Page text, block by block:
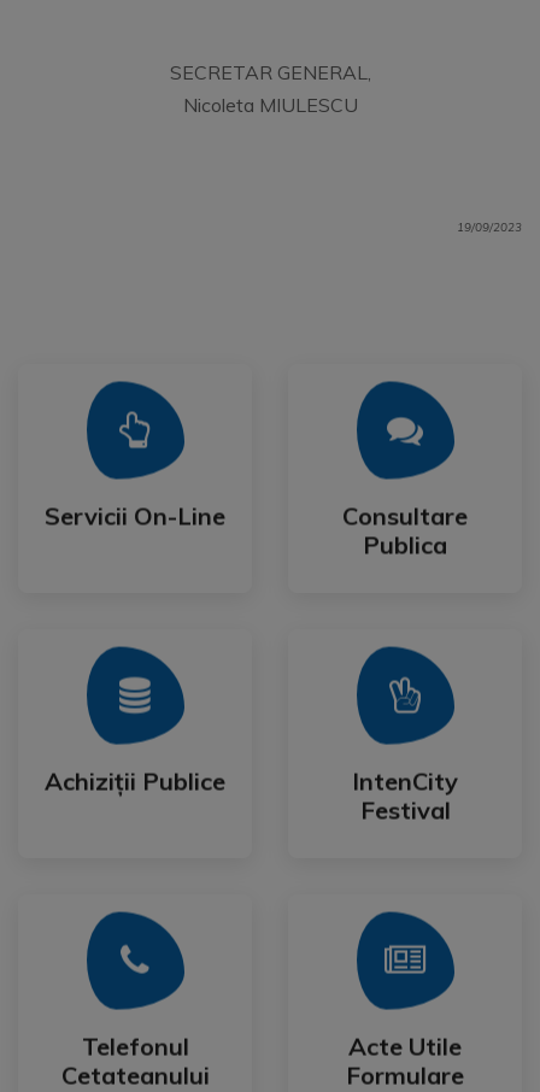
SECRETAR GENERAL,
Nicoleta MIULESCU
19/09/2023
Servicii On-Line
Servicii On-Line
Mai Mult
Consultare
Publica
Consultare
Publica
Mai Mult
Achiziții Publice
Achiziții Publice
Mai Mult
IntenCity
Festival
IntenCity
Festival
Mai Mult
Telefonul
Cetateanului
Telefonul
Cetateanului
Mai Mult
Acte Utile
Formulare
Acte Utile
Formulare
Mai Mult